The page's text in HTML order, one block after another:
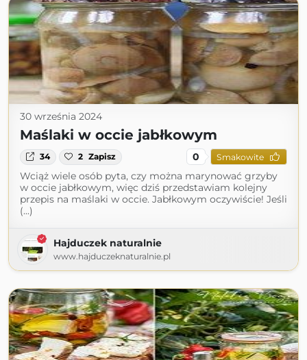
30 września 2024
Maślaki w occie jabłkowym
34 2 Zapisz 0 Smakowite
Wciąż wiele osób pyta, czy można marynować grzyby
w occie jabłkowym, więc dziś przedstawiam kolejny
przepis na maślaki w occie. Jabłkowym oczywiście! Jeśli
(...)
Hajduczek naturalnie
www.hajduczeknaturalnie.pl